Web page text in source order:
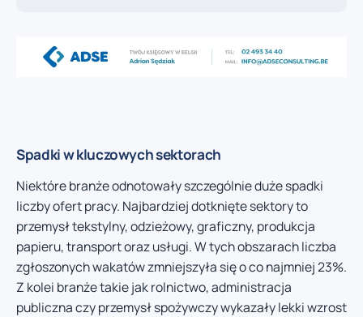
Spadki w kluczowych sektorach
Niektóre branże odnotowały szczególnie duże spadki
liczby ofert pracy. Najbardziej dotknięte sektory to
przemysł tekstylny, odzieżowy, graficzny, produkcja
papieru, transport oraz usługi. W tych obszarach liczba
zgłoszonych wakatów zmniejszyła się o co najmniej 23%.
Z kolei branże takie jak rolnictwo, administracja
publiczna czy przemysł spożywczy wykazały lekki wzrost